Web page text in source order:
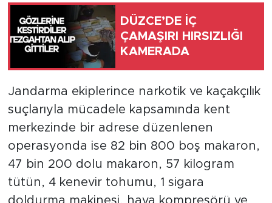
DÜZCE’DE İÇ
ÇAMAŞIRI HIRSIZLIĞI
KAMERADA
Jandarma ekiplerince narkotik ve kaçakçılık
suçlarıyla mücadele kapsamında kent
merkezinde bir adrese düzenlenen
operasyonda ise 82 bin 800 boş makaron,
47 bin 200 dolu makaron, 57 kilogram
tütün, 4 kenevir tohumu, 1 sigara